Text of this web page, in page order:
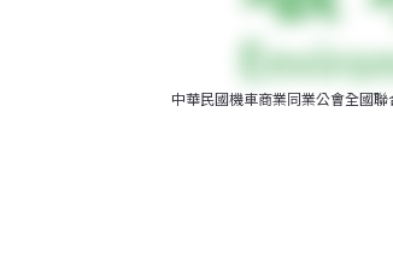
中華民國機車商業同業公會全國